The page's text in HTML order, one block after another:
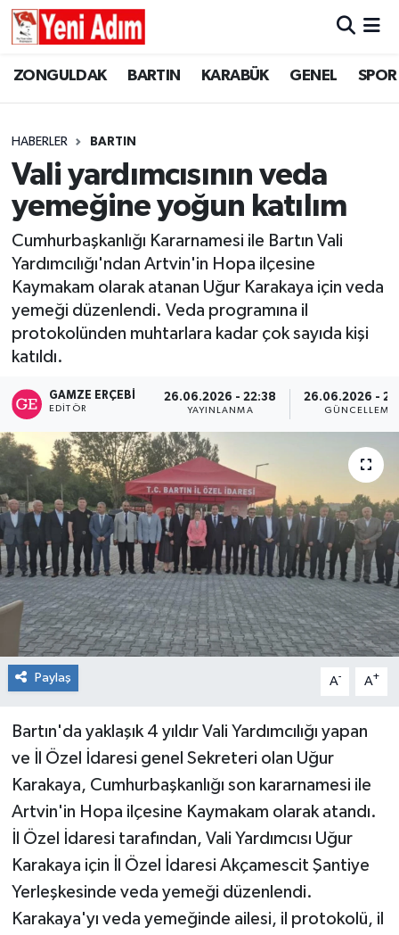
ZONGULDAK BARTIN KARABÜK GENEL SPOR
HABERLER BARTIN
Vali yardımcısının veda
yemeğine yoğun katılım
Cumhurbaşkanlığı Kararnamesi ile Bartın Vali
Yardımcılığı'ndan Artvin'in Hopa ilçesine
Kaymakam olarak atanan Uğur Karakaya için veda
yemeği düzenlendi. Veda programına il
protokolünden muhtarlara kadar çok sayıda kişi
katıldı.
GAMZE ERÇEBI
EDITÖR
26.06.2026 - 22:38
YAYINLANMA
26.06.2026 -
GÜNCELLEME
Paylaş A- A+
Bartın'da yaklaşık 4 yıldır Vali Yardımcılığı yapan
ve İl Özel İdaresi genel Sekreteri olan Uğur
Karakaya, Cumhurbaşkanlığı son kararnamesi ile
Artvin'in Hopa ilçesine Kaymakam olarak atandı.
İl Özel İdaresi tarafından, Vali Yardımcısı Uğur
Karakaya için İl Özel İdaresi Akçamescit Şantiye
Yerleşkesinde veda yemeği düzenlendi.
Karakaya'yı veda yemeğinde ailesi, il protokolü, il
ZONGULDAK
ASAYİŞ
GÜNCEL
SİYASET
RESMİ İLAN
ZONGULDAK
KARABÜK
GENEL
SPOR
SİYASET
SAĞLIK
RESMİ İLAN
Künye
Zonguldak Hava Durumu
Süper Lig Puan Durumu ve Fikstür
Tüm Manşetler
Son Dakika Haberleri
Haber Arşivi